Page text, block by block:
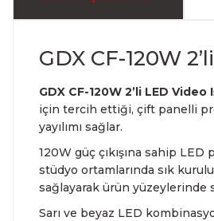
GDX CF-120W
GDX CF-120W 2’li LED Video
için tercih ettiği, çift panelli
yayılımı sağlar.
120W güç çıkışına sahip
stüdyo ortamlarında sık
sağlayarak ürün yüzeylerinde
Sarı ve beyaz LED